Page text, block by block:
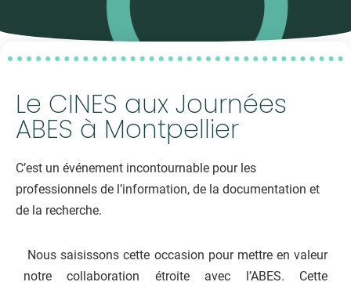
Le CINES aux Journées
ABES à Montpellier
C’est un événement incontournable pour les
professionnels de l’information, de la documentation et
de la recherche.
Nous saisissons cette occasion pour mettre en valeur
notre collaboration étroite avec l’ABES. Cette